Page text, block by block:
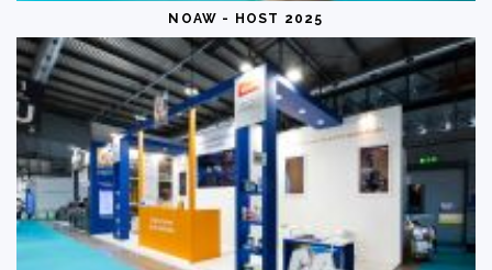
NOAW - HOST 2025